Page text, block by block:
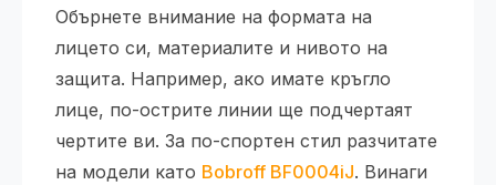
Обърнете внимание на формата на
лицето си, материалите и нивото на
защита. Например, ако имате кръгло
лице, по-острите линии ще подчертаят
чертите ви. За по-спортен стил разчитате
на модели като Bobroff BF0004iJ. Винаги